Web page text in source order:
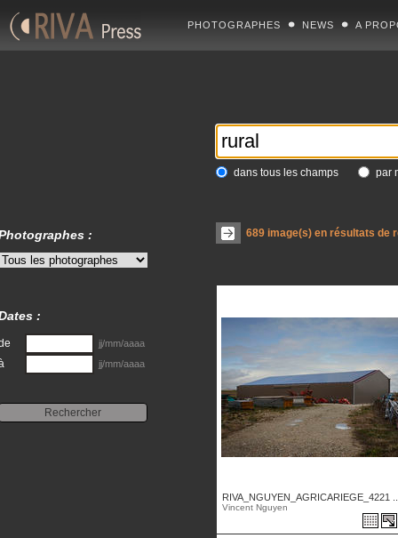
PHOTOGRAPHES NEWS A
dans tous les champs par
689image(s) en résultats de
RIVA_NGUYEN_AGRICARIEGE_4221
Vincent Nguyen
:
:
jj/mm/aaaa
jj/mm/aaaa